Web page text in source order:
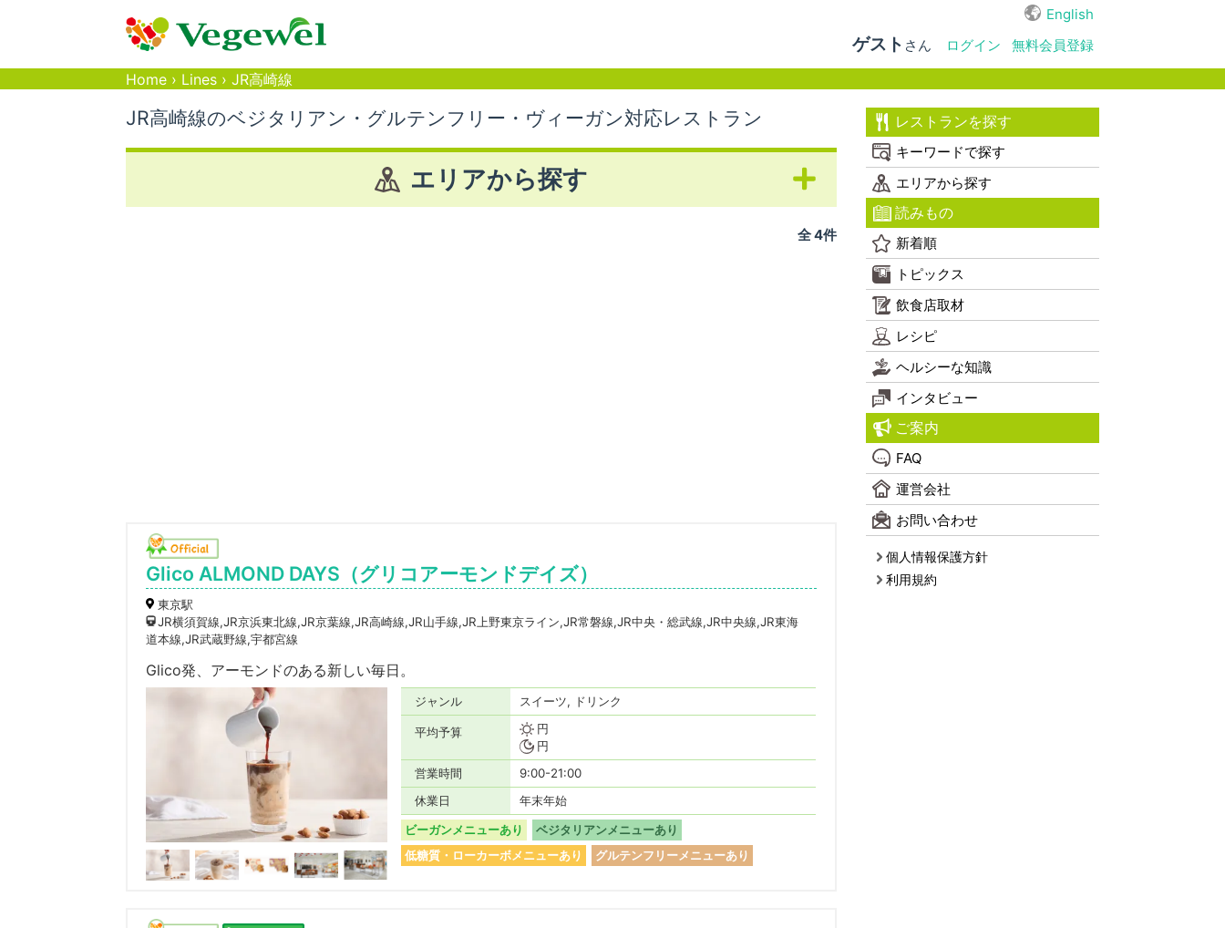
English
ゲスト さん ログイン
無料会員登録
Home › Lines › JR高崎線
JR高崎線のベジタリアン・グルテンフリー・ヴィーガン対応レストラン
エリアから探す
全 4件
Glico ALMOND DAYS（グリコアーモンドデイズ）
東京駅
JR横須賀線,JR京浜東北線,JR京葉線,JR高崎線,JR山手線,JR上野東京ライン,JR常磐線,JR中央・総武線,JR中央線,JR東海
道本線,JR武蔵野線,宇都宮線
Glico発、アーモンドのある新しい毎日。
ジャンル スイーツ, ドリンク
平均予算
円
円
営業時間
9:00-21:00
休業日
年末年始
ビーガンメニューあり
ベジタリアンメニューあり
低糖質・ローカーボメニューあり
グルテンフリーメニューあり
レストランを探す
キーワードで探す
エリアから探す
読みもの
新着順
トピックス
飲食店取材
レシピ
ヘルシーな知識
インタビュー
ご案内
FAQ
運営会社
お問い合わせ
個人情報保護方針
利用規約